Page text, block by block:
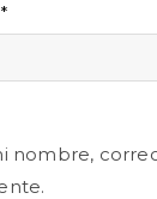
*
nombre,